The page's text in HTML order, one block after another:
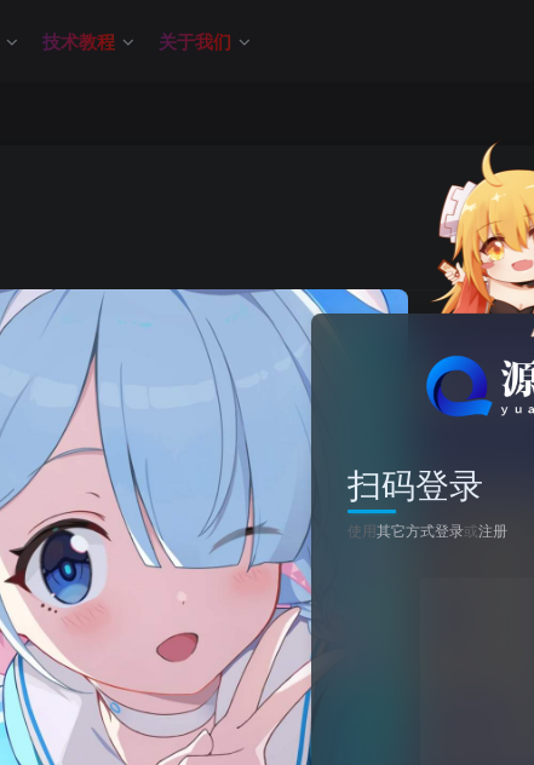
技术教程 关于我们
关注
0
扫码登录
使用其它方式登录或注册